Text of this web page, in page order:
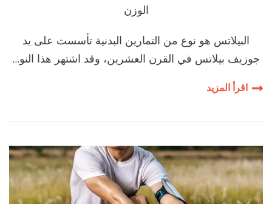
الوزن
البيلاتس هو نوع من التمارين البدنية تأسست على يد
جوزيف بيلاتس في القرن العشرين، وقد اشتهر هذا النو…
اقرأ المزيد